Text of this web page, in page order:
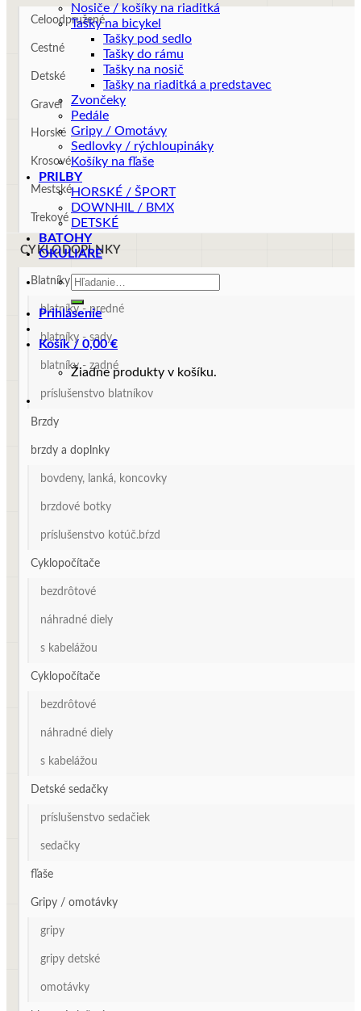
Nosiče / košíky na riaditká
Tašky na bicykel
Tašky pod sedlo
Tašky do rámu
Tašky na nosič
Tašky na riaditká a predstavec
Zvončeky
Pedále
Gripy / Omotávy
Sedlovky / rýchloupináky
Košíky na fľaše
PRILBY
HORSKÉ / ŠPORT
DOWNHIL / BMX
DETSKÉ
BATOHY
OKULIARE
Hľadať:
Prihlásenie
Košík / 0,00€
Žiadne produkty v košíku.
Celoodpružené
Cestné
Detské
Gravel
Horské
Krosové
Mestské
Trekové
CYKLODOPLNKY
Blatníky
blatníky - predné
blatníky - sady
blatníky - zadné
príslušenstvo blatníkov
Brzdy
brzdy a doplnky
bovdeny, lanká, koncovky
brzdové botky
príslušenstvo kotúč.bŕzd
Cyklopočítače
bezdrôtové
náhradné diely
s kabelážou
Cyklopočítače
bezdrôtové
náhradné diely
s kabelážou
Detské sedačky
príslušenstvo sedačiek
sedačky
fľaše
Gripy / omotávky
gripy
gripy detské
omotávky